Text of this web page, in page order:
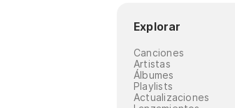
Explorar
Canciones
Artistas
Álbumes
Playlists
Actualizaciones